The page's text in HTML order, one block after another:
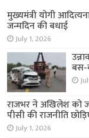
मुख्यमंत्री योगी
जन्मदिन की बधाई
July 1, 2026
बस-
राजभर ने अखिलेश को
पीसी की राजनीति
July 1, 2026